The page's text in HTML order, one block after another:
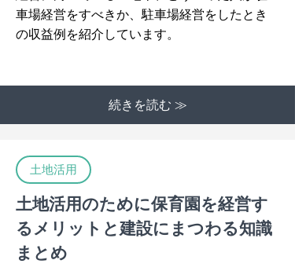
車場経営をすべきか、駐車場経営をしたとき
の収益例を紹介しています。
続きを読む ≫
土地活用
土地活用のために保育園を経営す
るメリットと建設にまつわる知識
まとめ